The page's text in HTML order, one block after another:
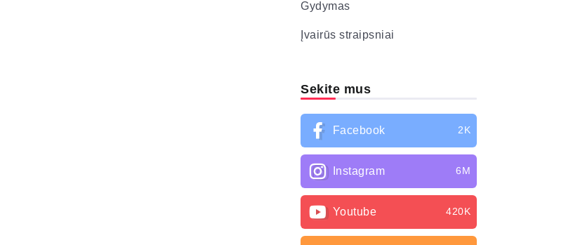
Gydymas
Įvairūs straipsniai
Sekite mus
Facebook 2K
Instagram 6M
Youtube 420K